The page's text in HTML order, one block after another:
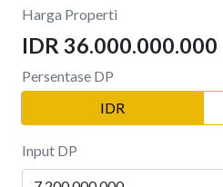
Harga Properti
IDR 36.000.000.000
Persentase DP
IDR
Input DP